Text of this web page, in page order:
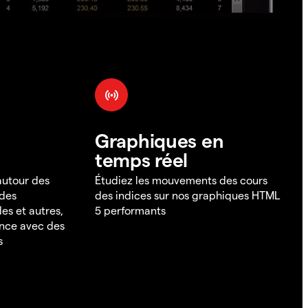
des
et autres,
avec des
Graphiques en
temps réel
Étudiez les mouvements des cours
des indices sur nos graphiques HTML
5 performants